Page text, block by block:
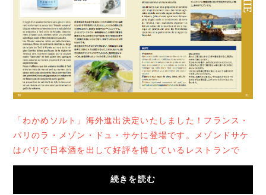
「わかめソルト」海外進出決定いたしました！フランス・
パリのラ・メゾン・ドュ・サケに登場です。メゾンドサケ
はパリで日本酒を出して好評を博しているレストランで
す。岩手の名産品として「わかめソルト」が、...
続きを読む